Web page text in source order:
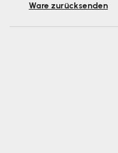
Ware zurücksenden